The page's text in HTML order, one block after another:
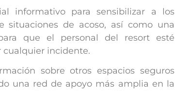
informativo para sensibilizar a los
situaciones de acoso, así como una
que el personal del resort esté
incidente.
sobre otros espacios seguros
una red de apoyo más amplia en la